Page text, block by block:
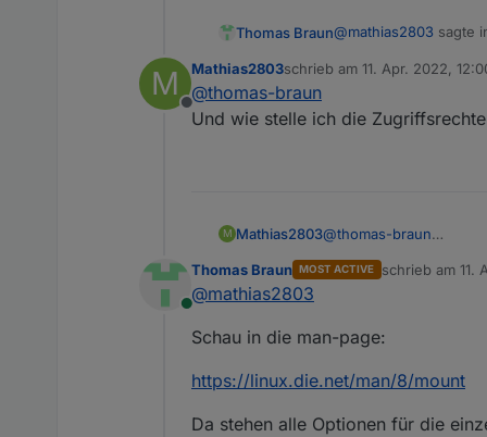
Thomas Braun@mathias2803 sagte
einer anderen
Die Reihenfolge wie
M
Offline
Mathias2803schrieb am 11. Apr. 2022,
zuletzt editiert von
@thomas-braun
Und wie stelle ich die
M Mathias2803@thomas-braun
Online
Thomas Braun MOST ACTIVE schrieb am 11.
zuletzt editiert
@mathias2803
Schau in die man-page:
https://linux.die.net/man/8/mount
Da stehen alle Optionen für die